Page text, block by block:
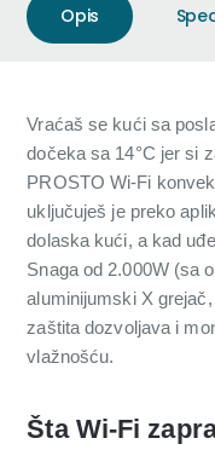
Opis
Vraćaš se kući sa
dočeka sa 14°C jer si
PROSTO Wi-Fi
uključuješ je preko
dolaska kući, a kad
Snaga od 2.000W (sa
aluminijumski X
zaštita dozvoljava i
vlažnošću.
Šta Wi-Fi